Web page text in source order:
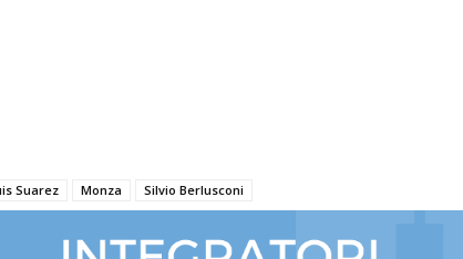
Suarez Monza Silvio Berlusconi